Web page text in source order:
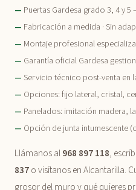
Puertas Gardesa grado 3, 4 y
Fabricación a medida · Sin
Montaje profesional
Garantía oficial Gardesa
Servicio técnico post-venta en
Opciones: fijo lateral, cristal,
Panelados: imitación madera,
Opción de junta intumescente
Llámanos al968 897 118,
837o visítanos en Alcantarilla.
grosor del muro y qué quieres